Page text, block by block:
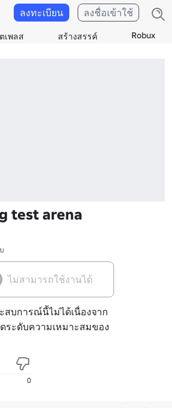
เพลส สร้างสรรค์ Robux
ลงทะเบียน ลงชื่อเข้าใช้
test arena
ไม่สามารถใช้งานได้
สบการณ์นี้ไม่ได้เนื่องจาก
ระดับความเหมาะสมของ
0